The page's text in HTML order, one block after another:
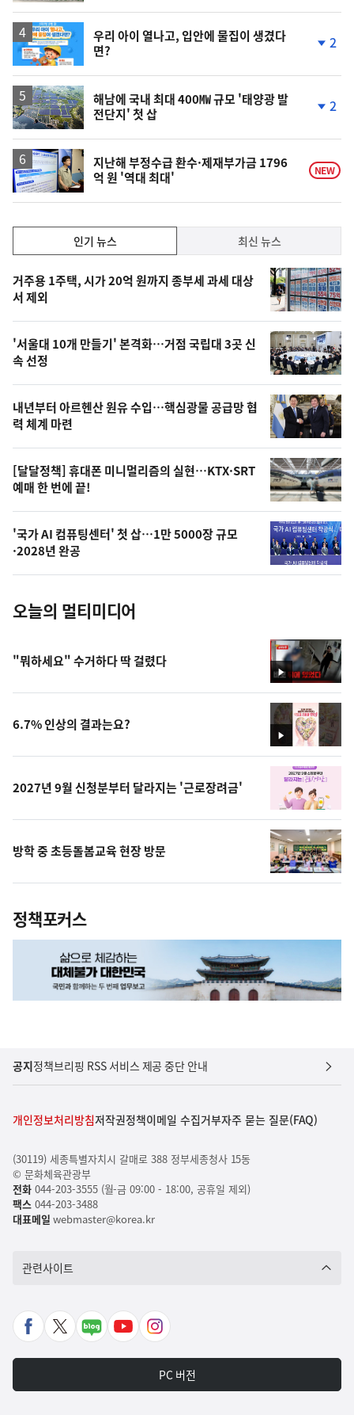
상
우리 아이 열나고, 입안에 물집이 생겼다
면?
하
2
해남에 국내 최대 400㎿ 규모 '태양광 발
전단지' 첫 삽
하
락
2
지난해 부정수급 환수·제재부가금 1796
억 원 '역대 최대'
NEW
인
기,
최
신,
오
늘
의
영
상
오
늘
의
사
진
인기 뉴스 최신 뉴스
인
기
뉴
스
거주용 1주택, 시가 20억 원까지 종부세 과세 대상
서 제외
'서울대 10개 만들기' 본격화…거점 국립대 3곳 신
속 선정
내년부터 아르헨산 원유 수입…핵심광물 공급망 협
력 체계 마련
[달달정책] 휴대폰 미니멀리즘의 실현…KTX·SRT
예매 한 번에 끝!
'국가 AI 컴퓨팅센터' 첫 삽…1만 5000장 규모
·2028년 완공
오늘의 멀티미디어
영
상
"뭐하세요" 수거하다 딱 걸렸다
영
상
6.7% 인상의 결과는요?
2027년 9월 신청분부터 달라지는 '근로장려금'
방학 중 초등돌봄교육 현장 방문
정책포커스
공지정책브리핑 RSS 서비스 제공 중단 안내
개인정보처리방침저작권정책이메일 수집거부자주 묻는 질문(FAQ)
(30119) 세종특별자치시 갈매로 388 정부세종청사 15동
© 문화체육관광부
전화044-203-3555 (월-금 09:00 - 18:00, 공휴일 제외)
팩스 044-203-3488
대표메일 webmaster@korea.kr
관련사이트
페
X
네
유
인
타
그
PC 버전